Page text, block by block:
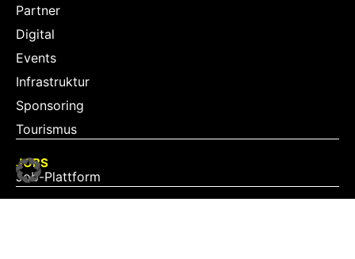
Partner
Digital
Events
Infrastruktur
Sponsoring
Tourismus
JOBS
Job-Plattform